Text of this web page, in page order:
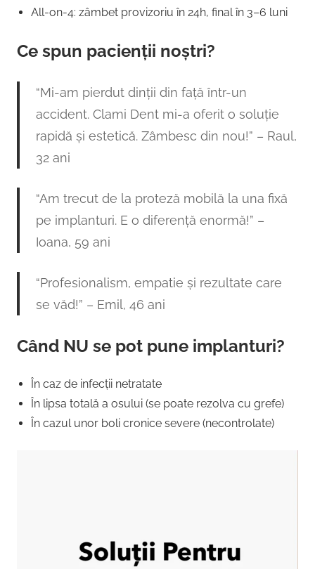
All-on-4: zâmbet provizoriu în 24h, final în 3–6 luni
Ce spun pacienții noștri?
“Mi-am pierdut dinții din față într-un
accident. Clami Dent mi-a oferit o soluție
rapidă și estetică. Zâmbesc din nou!” – Raul,
32 ani
“Am trecut de la proteză mobilă la una fixă
pe implanturi. E o diferență enormă!” –
Ioana, 59 ani
“Profesionalism, empatie și rezultate care
se văd!” – Emil, 46 ani
Când NU se pot pune implanturi?
În caz de infecții netratate
În lipsa totală a osului (se poate rezolva cu grefe)
În cazul unor boli cronice severe (necontrolate)